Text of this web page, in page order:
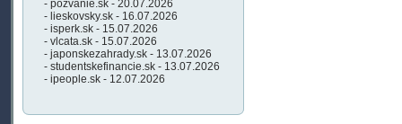
- pozvanie.sk - 20.07.2026
- lieskovsky.sk - 16.07.2026
- isperk.sk - 15.07.2026
- vlcata.sk - 15.07.2026
- japonskezahrady.sk - 13.07.2026
- studentskefinancie.sk - 13.07.2026
- ipeople.sk - 12.07.2026